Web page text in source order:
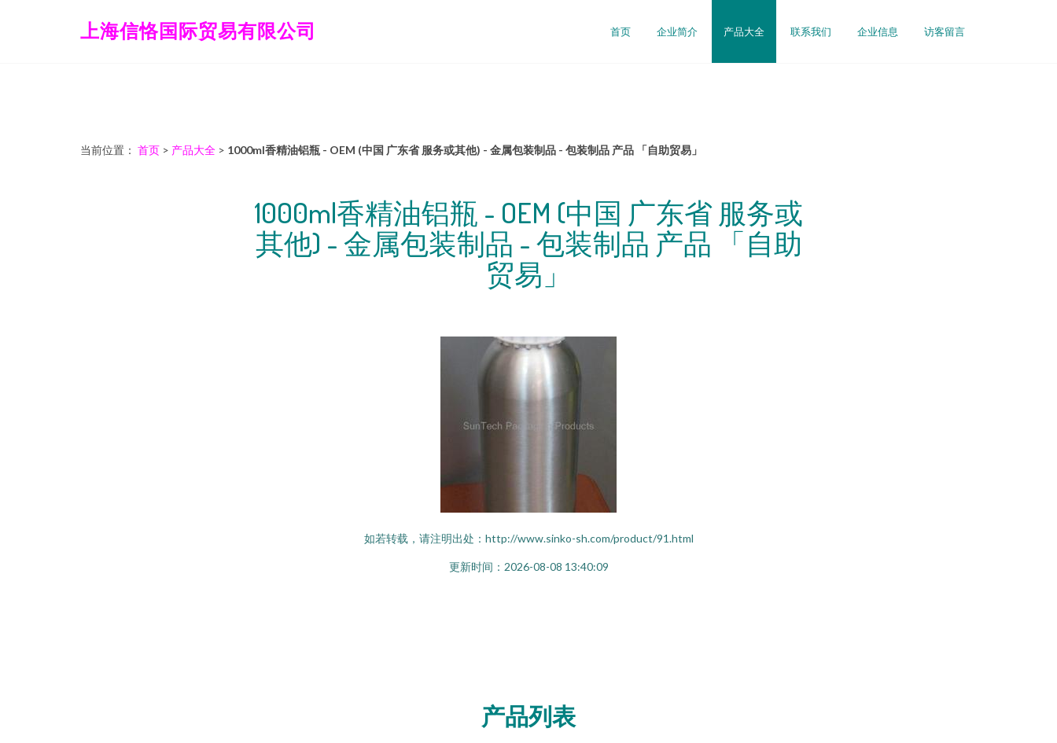
上海信恪国际贸易有限公司 首页 企业简介 产品大全 联系我们 企业信息 访客留言
当前位置： 首页 > 产品大全 > 1000ml香精油铝瓶 - OEM (中国 广东省 服务或其他) - 金属包装制品 - 包装制品 产品 「自助贸易」
1000ml香精油铝瓶 - OEM (中国 广东省 服务或
其他) - 金属包装制品 - 包装制品 产品 「自助
贸易」
如若转载，请注明出处：http://www.sinko-sh.com/product/91.html
更新时间：2026-08-08 13:40:09
产品列表